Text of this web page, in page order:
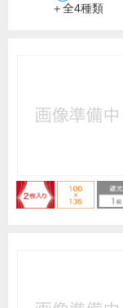
＋全4種類